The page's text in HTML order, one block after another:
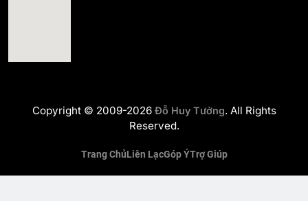
Copyright © 2009-2026 Đỗ Huy Tưởng. All Rights
Reserved.
Trang ChủLiên LạcGóp ÝTrợ Giúp